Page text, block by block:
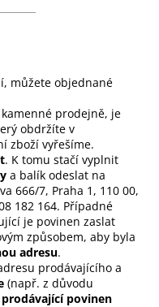
můžete objednané
kamenné prodejně, je
obdržíte v
zboží vyřešíme.
. K tomu stačí vyplnit
a balík odeslat na
666/7, Praha 1, 110 00,
182 164. Případné
je povinen zaslat
způsobem, aby byla
adresu.
prodávajícího a
(např. z důvodu
povinen